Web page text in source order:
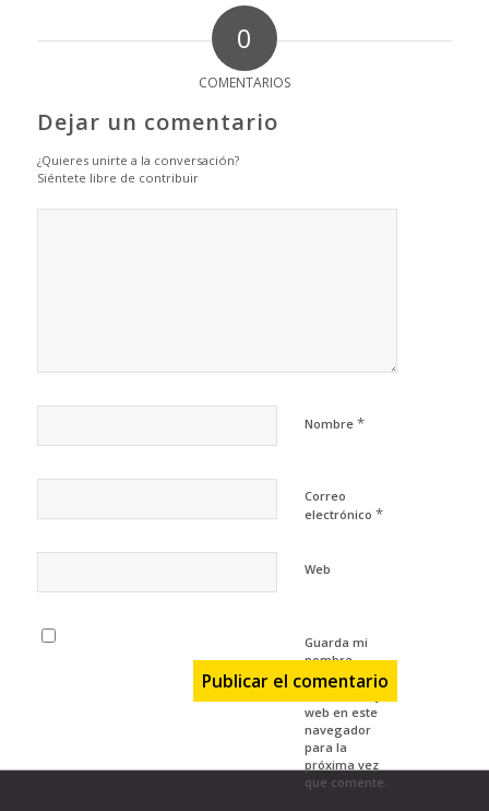
0
COMENTARIOS
Dejar un comentario
¿Quieres unirte a la conversación?
Siéntete libre de contribuir
Nombre *
Correo
electrónico *
Web
Guarda mi
nombre,
correo
web en este
navegador
para la
próxima vez
que comente.